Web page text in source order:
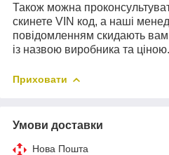
Також можна
скинете VIN код, а наші
повідомленням скидають вам
із назвою виробника та ціною.
Приховати
Умови доставки
Нова Пошта